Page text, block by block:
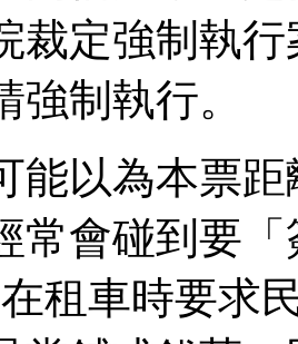
裁定強制執
強制執行。
能以為本票
常會碰到要
租車時要求